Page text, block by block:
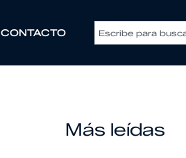
CONTACTO
Más leídas